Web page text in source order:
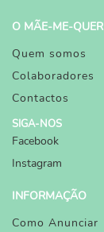
O MÃE-ME-QUER
Quem somos
Colaboradores
Contactos
SIGA-NOS
Facebook
Instagram
INFORMAÇÃO
Como Anunciar